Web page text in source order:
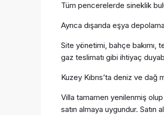
Tüm pencerelerde sineklik
Ayrıca dışarıda eşya
Site yönetimi, bahçe
gaz teslimatı gibi ihtiyaç
Kuzey Kıbrıs’ta deniz ve dağ
Villa tamamen yenilenmiş
satın almaya uygundur. Satın